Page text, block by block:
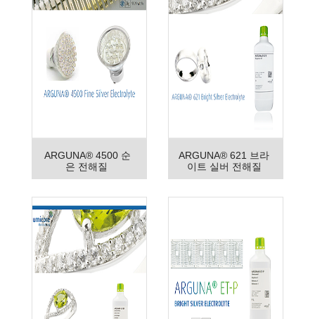
ARGUNA® 4500 순
은 전해질
ARGUNA® 621 브라
이트 실버 전해질